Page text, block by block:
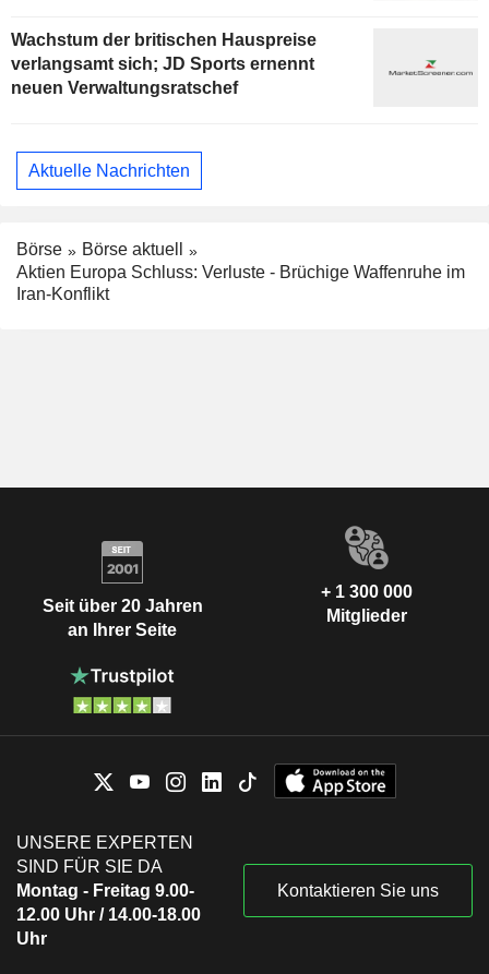
Wachstum der britischen Hauspreise
verlangsamt sich; JD Sports ernennt
neuen Verwaltungsratschef
Aktuelle Nachrichten
Börse
Börse aktuell
Aktien Europa Schluss: Verluste - Brüchige Waffenruhe im
Iran-Konflikt
Seit über 20 Jahren
an Ihrer Seite
+ 1 300 000
Mitglieder
UNSERE EXPERTEN
SIND FÜR SIE DA
Montag - Freitag 9.00-
12.00 Uhr / 14.00-18.00
Uhr
Kontaktieren Sie uns